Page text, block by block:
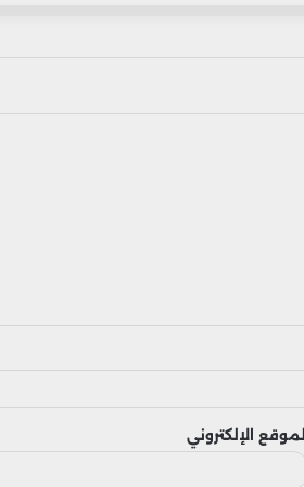
الموقع الإلكتروني